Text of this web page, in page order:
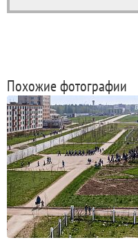
Похожие фотографии